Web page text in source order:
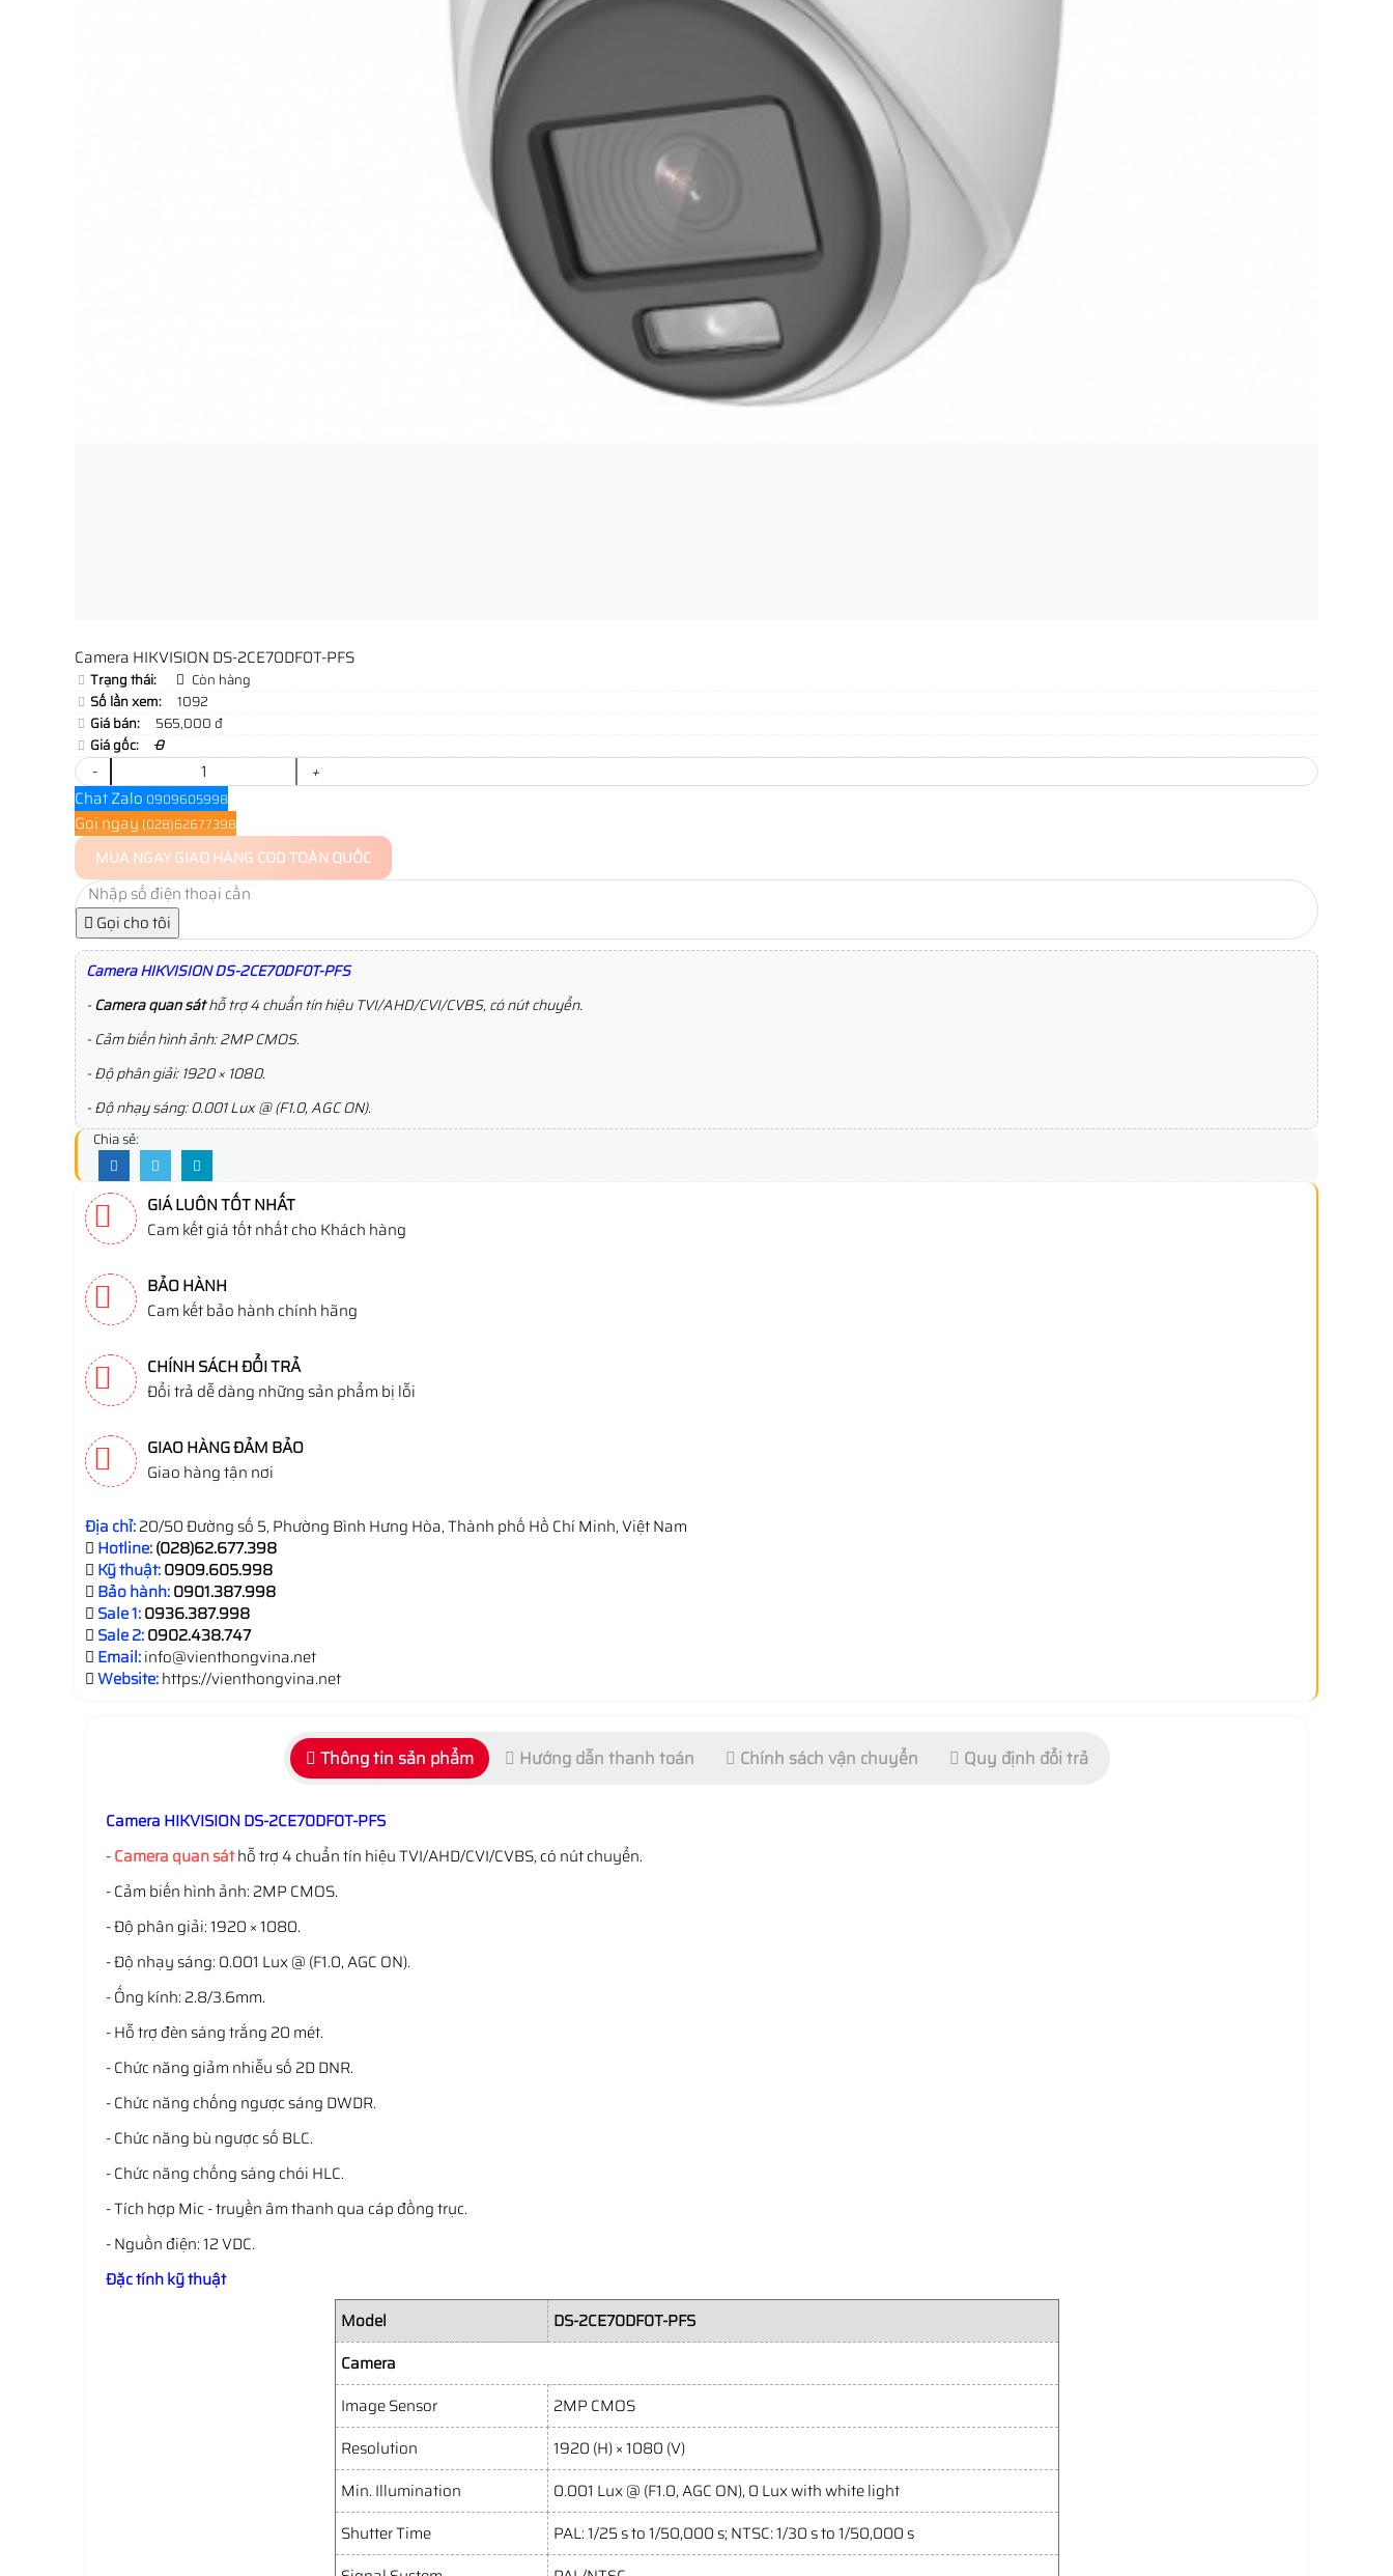
Camera HIKVISION DS-2CE70DF0T-PFS
Trạng thái:
Còn hàng
Số lần xem:
1092
Giá bán:
565,000 đ
Giá gốc:
0
-
+
Chat Zalo 0909605998
Gọi ngay(028)62677398
MUA NGAYGIAO HÀNG COD TOÀN QUỐC
Gọi cho tôi
Camera HIKVISION DS-2CE70DF0T-PFS
-Camera quan sáthỗ trợ 4 chuẩn tín hiệu TVI/AHD/CVI/CVBS, có nút chuyển.
- Cảm biến hình ảnh: 2MP CMOS.
- Độ phân giải: 1920 × 1080.
- Độ nhạy sáng: 0.001 Lux @ (F1.0, AGC ON).
Chia sẻ:
GIÁ LUÔN TỐT NHẤT
Cam kết giá tốt nhất cho Khách hàng
BẢO HÀNH
Cam kết bảo hành chính hãng
CHÍNH SÁCH ĐỔI TRẢ
Đổi trả dễ dàng những sản phẩm bị lỗi
GIAO HÀNG ĐẢM BẢO
Giao hàng tận nơi
Địa chỉ:20/50 Đường số 5, Phường Bình Hưng Hòa, Thành phố Hồ Chí Minh, Việt Nam
Hotline:(028)62.677.398
Kỹ thuật:0909.605.998
Bảo hành:0901.387.998
Sale 1:0936.387.998
Sale 2:0902.438.747
Email:info@vienthongvina.net
Website:https://vienthongvina.net
Thông tin sản phẩm Hướng dẫn thanh toán Chính sách vận chuyển Quy định đổi trả
Camera HIKVISION DS-2CE70DF0T-PFS
-Camera quan sáthỗ trợ 4 chuẩn tín hiệu TVI/AHD/CVI/CVBS, có nút chuyển.
- Cảm biến hình ảnh: 2MP CMOS.
- Độ phân giải: 1920 × 1080.
- Độ nhạy sáng: 0.001 Lux @ (F1.0, AGC ON).
- Ống kính: 2.8/3.6mm.
- Hỗ trợ đèn sáng trắng 20 mét.
- Chức năng giảm nhiễu số 2D DNR.
- Chức năng chống ngược sáng DWDR.
- Chức năng bù ngược số BLC.
- Chức năng chống sáng chói HLC.
- Tích hợp Mic - truyền âm thanh qua cáp đồng trục.
- Nguồn điện: 12 VDC.
Đặc tính kỹ thuật
Model
DS-2CE70DF0T-PFS
Camera
Image Sensor
2MP CMOS
Resolution
1920 (H) × 1080 (V)
Min. Illumination
0.001 Lux @ (F1.0, AGC ON), 0 Lux with white light
Shutter Time
PAL: 1/25 s to 1/50,000 s; NTSC: 1/30 s to 1/50,000 s